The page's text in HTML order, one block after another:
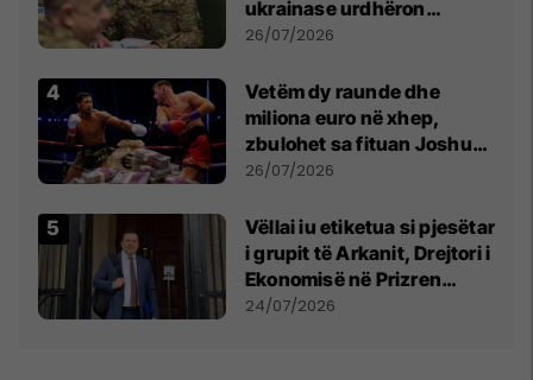
ukrainase urdhëron
kontroll të madh
26/07/2026
Vetëm dy raunde dhe
miliona euro në xhep,
zbulohet sa fituan Joshua
e Prenga
26/07/2026
Vëllai iu etiketua si pjesëtar
i grupit të Arkanit, Drejtori i
Ekonomisë në Prizren
mohon pretendimet
24/07/2026